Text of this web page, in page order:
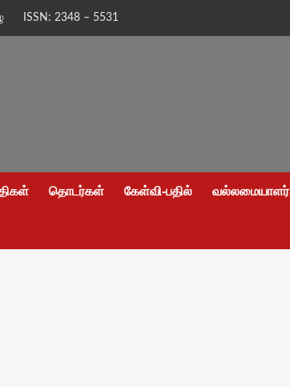
ISSN: 2348 – 5531
தொடர்கள் கேள்வி-பதில் வல்லமையாளர்